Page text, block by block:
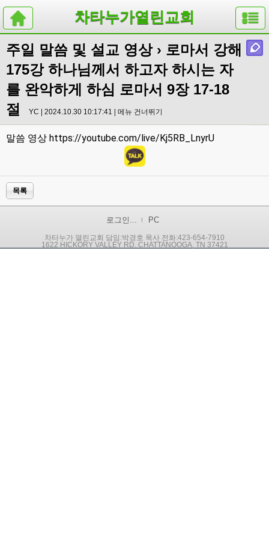
차타누가열린교회
주일 말씀 및 설교 영상› 로마서 강해
175강 하나님께서 하고자 하시는 자
를 완악하게 하심 로마서 9장 17-18
절
YC | 2024.10.30 10:17:41 | 메뉴 건너뛰기
말씀 영상 https://youtube.com/live/Kj5RB_LnyrU
목록
로그인... PC
차타누가 열린교회 담임:박경호 목사 전화:423-654-7910
1622 HICKORY VALLEY RD. CHATTANOOGA, TN 37421